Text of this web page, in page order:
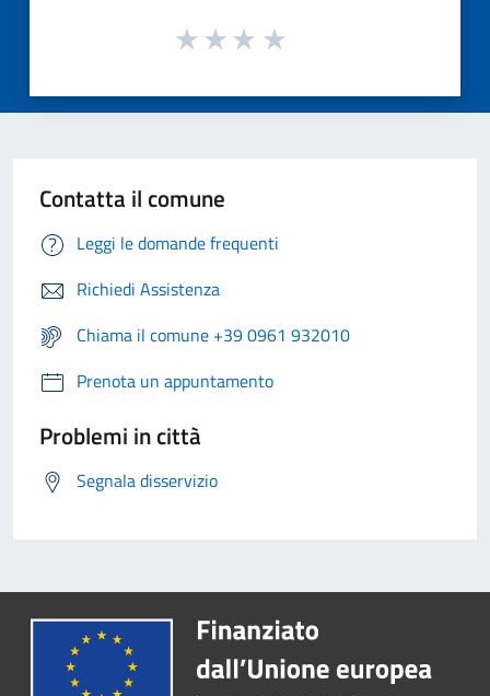
Contatta il comune
Leggi le domande frequenti
Richiedi Assistenza
Chiama il comune +39 0961 932010
Prenota un appuntamento
Problemi in città
Segnala disservizio